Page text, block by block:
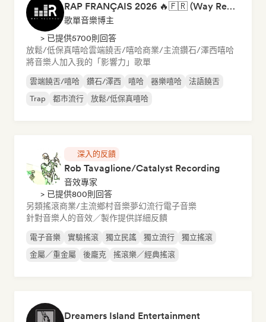
RAP FRANÇAIS 2026 🔥🇫🇷 (Way Records)
歌單音樂博主
> 已提供5700則回答
放鬆/低保真嘻哈雲端饒舌/嘻哈商業/主流鑽石/澤西嘻哈
將音樂人加入我的「影響力」歌單
雲端饒舌/嘻哈 鑽石/澤西 嘻哈 器樂嘻哈
法語饒舌
Trap
都市流行 放鬆/低保真嘻哈
深入的反饋
Rob Tavaglione/Catalyst Recording
音效專家
> 已提供800則回答
另類搖滾商業/主流鄉村音樂夢幻流行電子音樂
針對音樂人的音效／製作提供詳細反饋
電子音樂 實驗搖滾 獨立民謠 獨立流行
獨立搖滾
金屬／重金屬
後龐克 搖滾樂／經典搖滾
Dreamers Island Entertainment